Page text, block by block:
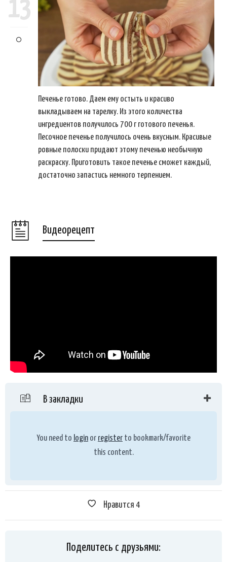
13
Печенье готово. Даем ему остыть и красиво
выкладываем на тарелку. Из этого количества
ингредиентов получилось 700 г готового печенья.
Песочное печенье получилось очень вкусным. Красивые
ровные полоски придают этому печенью необычную
раскраску. Приготовить такое печенье сможет каждый,
достаточно запастись немного терпением.
Видеорецепт
В закладки
You need to login or register to bookmark/favorite
this content.
Нравится 4
Поделитесь с друзьями: